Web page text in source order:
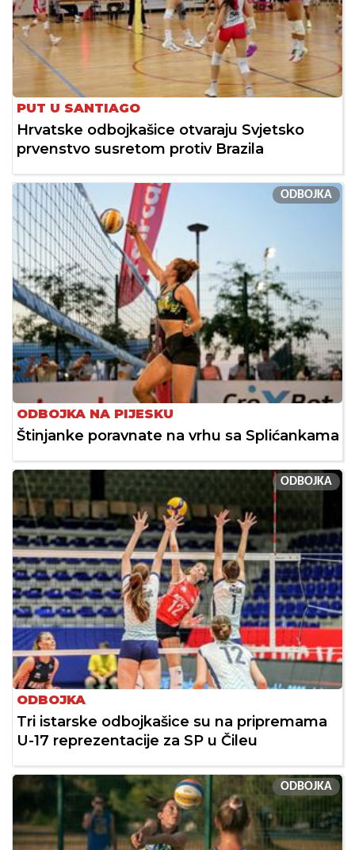
PUT U SANTIAGO
Hrvatske odbojkašice otvaraju Svjetsko
prvenstvo susretom protiv Brazila
ODBOJKA
ODBOJKA NA PIJESKU
Štinjanke poravnate na vrhu sa Splićankama
ODBOJKA
ODBOJKA
Tri istarske odbojkašice su na pripremama
U-17 reprezentacije za SP u Čileu
ODBOJKA